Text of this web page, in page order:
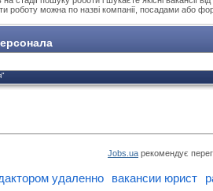
роботу можна по назві компанії, посадами або
Jobs.ua рекомендує
удаленно вакансии юрист